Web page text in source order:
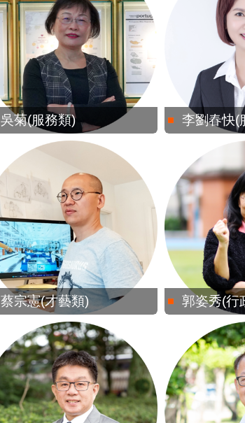
吳菊(服務類) 李劉春快(
蔡宗憲(才藝類) 郭姿秀(行